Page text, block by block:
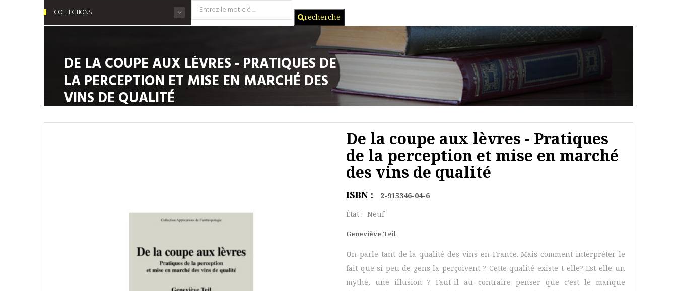
COLLECTIONS recherche
DE LA COUPE AUX LÈVRES - PRATIQUES DE
LA PERCEPTION ET MISE EN MARCHÉ DES
VINS DE QUALITÉ
De la coupe aux lèvres - Pratiques
de la perception et mise en marché
des vins de qualité
ISBN :
2-915346-04-6
État : Neuf
Geneviève Teil
On parle tant de la qualité des vins en France. Mais comment interpréter le
fait que si peu de gens la perçoivent ? Cette qualité existe-t-elle? Est-elle un
mythe, une illusion ? Faut-il au contraire penser que c’est le manque